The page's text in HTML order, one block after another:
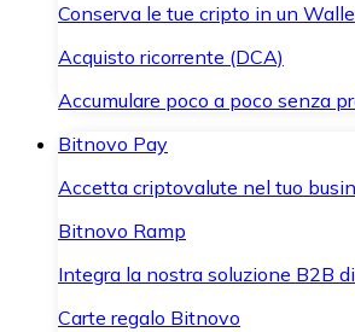
Conserva le tue cripto in un
Acquisto ricorrente (DCA)
Accumulare poco a poco senza
Bitnovo Pay
Accetta criptovalute nel tuo
Bitnovo Ramp
Integra la nostra soluzione B2B
Carte regalo Bitnovo